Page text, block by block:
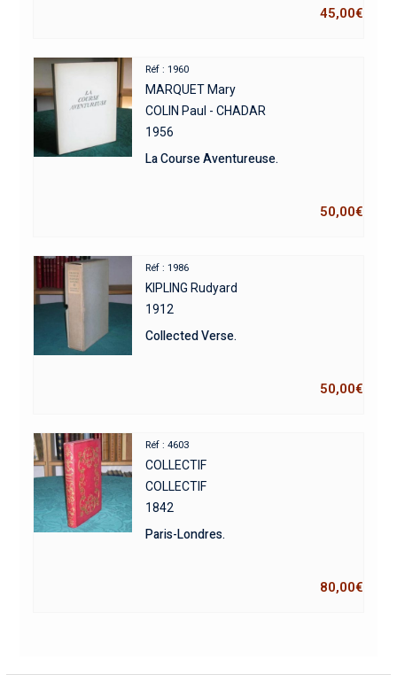
45,00€
Réf : 1960
MARQUET Mary
COLIN Paul - CHADAR
1956
La Course Aventureuse.
50,00€
Réf : 1986
KIPLING Rudyard
1912
Collected Verse.
50,00€
Réf : 4603
COLLECTIF
COLLECTIF
1842
Paris-Londres.
80,00€